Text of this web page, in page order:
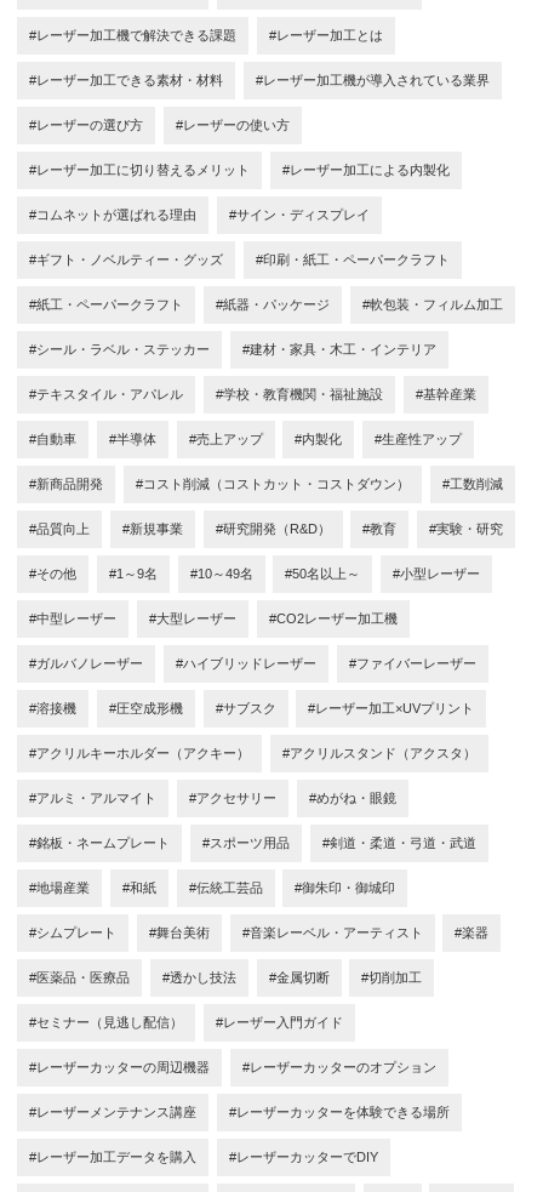
#レーザー加工機で解決できる課題 #レーザー加工とは
#レーザー加工できる素材・材料 #レーザー加工機が導入されている業界
#レーザーの選び方 #レーザーの使い方
#レーザー加工に切り替えるメリット #レーザー加工による内製化
#コムネットが選ばれる理由 #サイン・ディスプレイ
#ギフト・ノベルティー・グッズ #印刷・紙工・ペーパークラフト
#紙工・ペーパークラフト #紙器・パッケージ #軟包装・フィルム加工
#シール・ラベル・ステッカー #建材・家具・木工・インテリア
#テキスタイル・アパレル #学校・教育機関・福祉施設 #基幹産業
#自動車 #半導体 #売上アップ #内製化 #生産性アップ
#新商品開発 #コスト削減（コストカット・コストダウン） #工数削減
#品質向上 #新規事業 #研究開発（R&D） #教育 #実験・研究
#その他 #1～9名 #10～49名 #50名以上～ #小型レーザー
#中型レーザー #大型レーザー #CO2レーザー加工機
#ガルバノレーザー #ハイブリッドレーザー #ファイバーレーザー
#溶接機 #圧空成形機 #サブスク #レーザー加工×UVプリント
#アクリルキーホルダー（アクキー） #アクリルスタンド（アクスタ）
#アルミ・アルマイト #アクセサリー #めがね・眼鏡
#銘板・ネームプレート #スポーツ用品 #剣道・柔道・弓道・武道
#地場産業 #和紙 #伝統工芸品 #御朱印・御城印
#シムプレート #舞台美術 #音楽レーベル・アーティスト #楽器
#医薬品・医療品 #透かし技法 #金属切断 #切削加工
#セミナー（見逃し配信） #レーザー入門ガイド
#レーザーカッターの周辺機器 #レーザーカッターのオプション
#レーザーメンテナンス講座 #レーザーカッターを体験できる場所
#レーザー加工データを購入 #レーザーカッターでDIY